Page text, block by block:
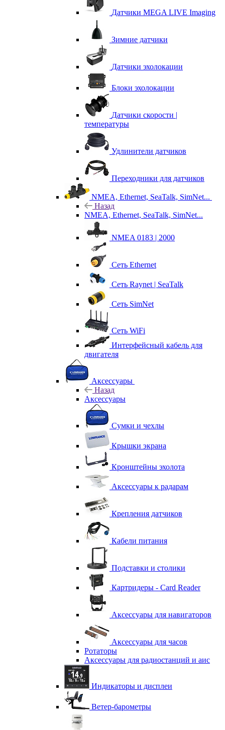
Датчики MEGA LIVE Imaging
Зимние датчики
Датчики эхолокации
Блоки эхолокации
Датчики скорости |
температуры
Удлинители датчиков
Переходники для датчиков
NMEA, Ethernet, SeaTalk, SimNet...
Назад
NMEA, Ethernet, SeaTalk, SimNet...
NMEA 0183 | 2000
Сеть Ethernet
Сеть Raynet | SeaTalk
Сеть SimNet
Сеть WiFi
Интерфейсный кабель для
двигателя
Аксессуары
Назад
Аксессуары
Сумки и чехлы
Крышки экрана
Кронштейны эхолота
Аксессуары к радарам
Крепления датчиков
Кабели питания
Подставки и столики
Картридеры - Card Reader
Аксессуары для навигаторов
Аксессуары для часов
Ротаторы
Аксессуары для радиостанций и аис
Индикаторы и дисплеи
Ветер-барометры